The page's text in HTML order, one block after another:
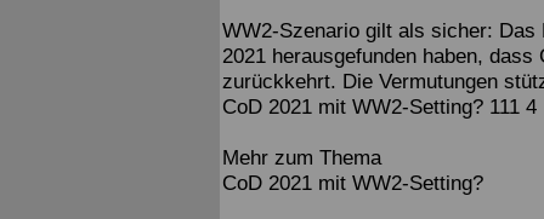
WW2-Szenario gilt als sicher:
2021 herausgefunden haben,
zurückkehrt. Die Vermutungen
CoD 2021 mit WW2-Setting? 111 4
Mehr zum Thema
CoD 2021 mit WW2-Setting?